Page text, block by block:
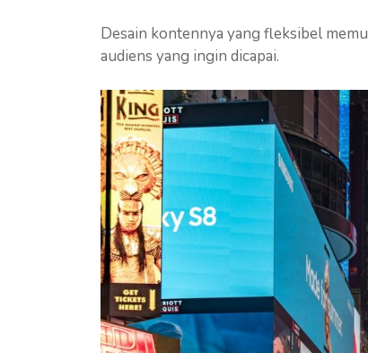
Desain kontennya yang fleksibel
audiens yang ingin dicapai.